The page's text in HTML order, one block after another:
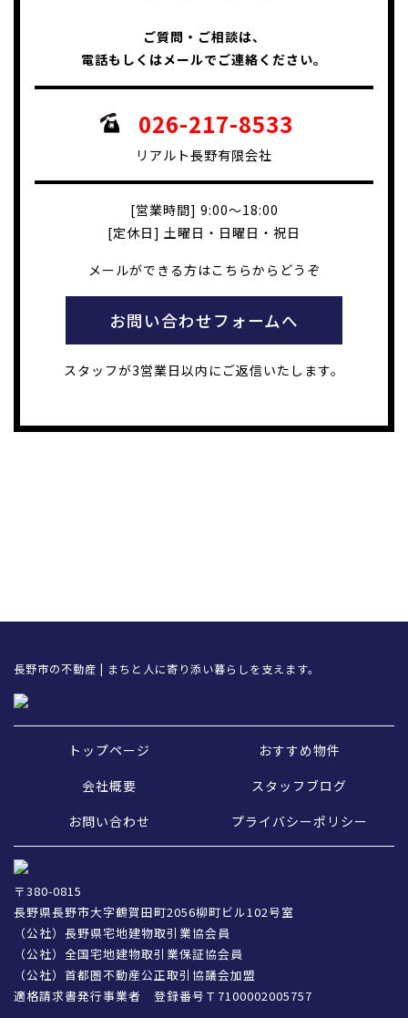
ご質問・ご相談は、
電話もしくはメールでご連絡ください。
026-217-8533
リアルト長野有限会社
[営業時間] 9:00～18:00
[定休日] 土曜日・日曜日・祝日
メールができる方はこちらからどうぞ
お問い合わせフォームへ
スタッフが3営業日以内にご返信いたします。
長野市の不動産 | まちと人に寄り添い暮らしを支えます。
トップページ
おすすめ物件
会社概要
スタッフブログ
お問い合わせ
プライバシーポリシー
〒380-0815
長野県長野市大字鶴賀田町2056柳町ビル102号室
（公社）長野県宅地建物取引業協会員
（公社）全国宅地建物取引業保証協会員
（公社）首都圏不動産公正取引協議会加盟
適格請求書発行事業者 登録番号Ｔ7100002005757